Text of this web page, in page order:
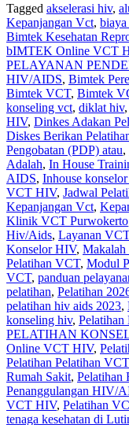
Tagged akselerasi hiv,
Kepanjangan Vct,
Bimtek Kesehatan
bIMTEK Online VCT
PELAYANAN
HIV/AIDS, Bimtek
Bimtek VCT, Bimtek
konseling vct, diklat hiv,
HIV, Dinkes Adakan
Diskes Berikan
Pengobatan (PDP) atau,
Adalah, In House
AIDS, Inhouse
VCT HIV, Jadwal
Kepanjangan Vct,
Klinik VCT Purwokerto
Hiv/Aids, Layanan VCT
Konselor HIV,
Pelatihan VCT, Modul
VCT, panduan
pelatihan, Pelatihan
pelatihan hiv aids 2023,
konseling hiv,
PELATIHAN
Online VCT HIV,
Pelatihan Pelatihan
Rumah Sakit‎, Pelatihan
Penanggulangan HIV/
VCT HIV, Pelatihan
tenaga kesehatan di